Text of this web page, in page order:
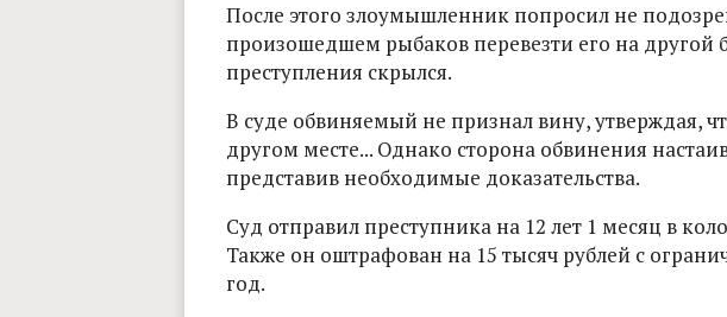
После этого злоумышленник попросил не
произошедшем рыбаков перевезти его на другой
преступления скрылся.
В суде обвиняемый не признал вину, утверждая,
другом месте... Однако сторона обвинения
представив необходимые доказательства.
Суд отправил преступника на 12 лет 1 месяц в
Также он оштрафован на 15 тысяч рублей с
год.